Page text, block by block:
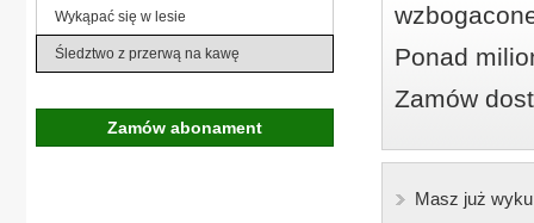
Ponad
Zamów
Masz już
Wykąpać się w lesie
Śledztwo z przerwą na kawę
Zamów abonament